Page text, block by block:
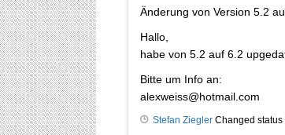
Änderung von Version 5.2
Hallo,
habe von 5.2 auf 6.2
Bitte um Info an:
alexweiss@hotmail.com
Stefan Ziegler Changed status